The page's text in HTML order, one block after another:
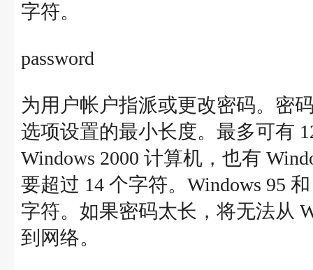
字符。
password
为用户帐户指派或更改密码。密
选项设置的最小长度。最多可有
Windows 2000 计算机，也有
要超过 14 个字符。Windows 95
字符。如果密码太长，将无法从
到网络。